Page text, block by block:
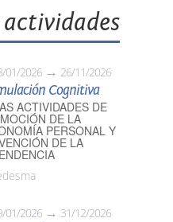
01/2026 26/11/2026
Cognitiva
ACTIVIDADES DE
DE LA
PERSONAL Y
DE LA
01/2026 31/12/2026